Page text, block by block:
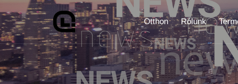
Otthon Rólunk